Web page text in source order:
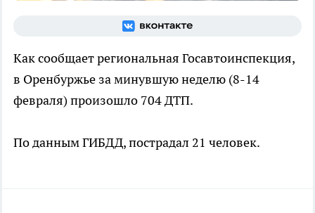
Как сообщает региональная Госавтоинспекция,
в Оренбуржье за минувшую неделю (8-14
февраля) произошло 704 ДТП.
По данным ГИБДД, пострадал 21 человек.